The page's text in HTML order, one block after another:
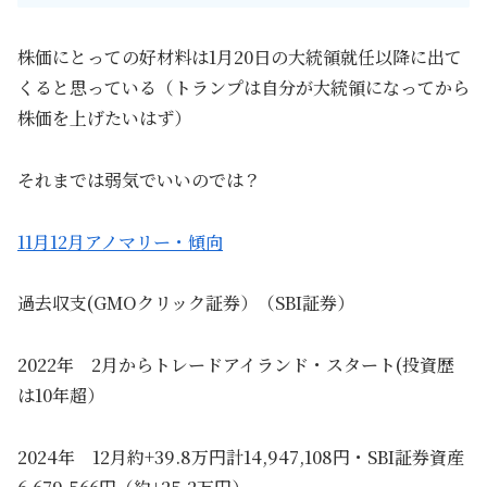
株価にとっての好材料は1月20日の大統領就任以降に出て
くると思っている（トランプは自分が大統領になってから
株価を上げたいはず）
それまでは弱気でいいのでは？
11月12月アノマリー・傾向
過去収支(GMOクリック証券）（SBI証券）
2022年 2月からトレードアイランド・スタート(投資歴
は10年超）
2024年 12月約+39.8万円計14,947,108円・SBI証券資産